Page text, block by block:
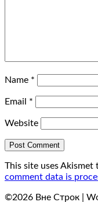
Name *
Email *
Website
This site uses Akismet
comment data is
©2026 Вне Строк |